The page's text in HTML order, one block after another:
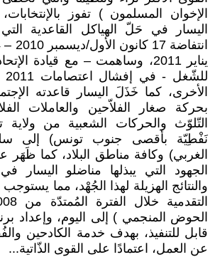
الإخوان المسلمون ) تفوز
اليسار في حَلّ الهياكل القاعدية
يناير 2011، وساهمت – مع قيادة
الأخرى، كما خَذَلَ اليسار قاعدته
بحركة صغار الفلاّحين والعاملات
التّلوّث والحركات الشعبية من
نَفْطِيّة بأقصى جنوب تونس) إلى
الغربي) وكافة مناطق البلاد، كما ظَهَر
الجهود التي يبذلها مناضلو اليسار
والنتائج الهزيلة لهذا الجُهْد، مما يستوجب
الحوض المنجمي ) إلى اليوم، وإعداد
قابل للتنفيذ، بهدف خدمة الكادحين
عن العمل، اعتمادًا على القوى الذّاتية...